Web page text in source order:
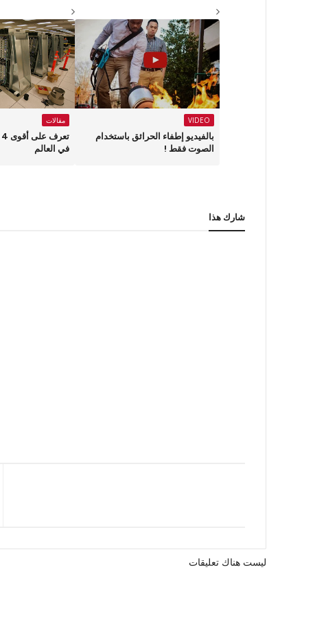
VIDEO
بالفيديو إطفاء الحرائق باستخدام
الصوت فقط !
مقالات
في العالم
شارك هذا
ليست هناك تعليقات